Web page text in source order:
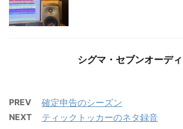
シグマ・セブンオーデ
PREV 確定申告のシーズン
NEXT ティックトッカーのネタ録音